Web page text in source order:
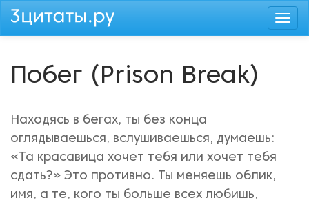
Перейти
Побег (Prison Break)
Находясь в бегах, ты без конца
оглядываешься, вслушиваешься, думаешь:
«Та красавица хочет тебя или хочет тебя
сдать?» Это противно. Ты меняешь облик,
имя, а те, кого ты больше всех любишь,